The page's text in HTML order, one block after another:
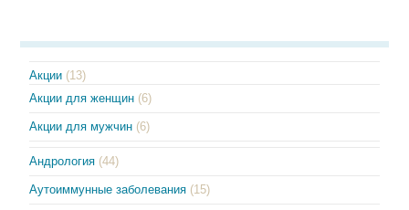
Акции (13)
Акции для женщин (6)
Акции для мужчин (6)
Андрология (44)
Аутоиммунные заболевания (15)